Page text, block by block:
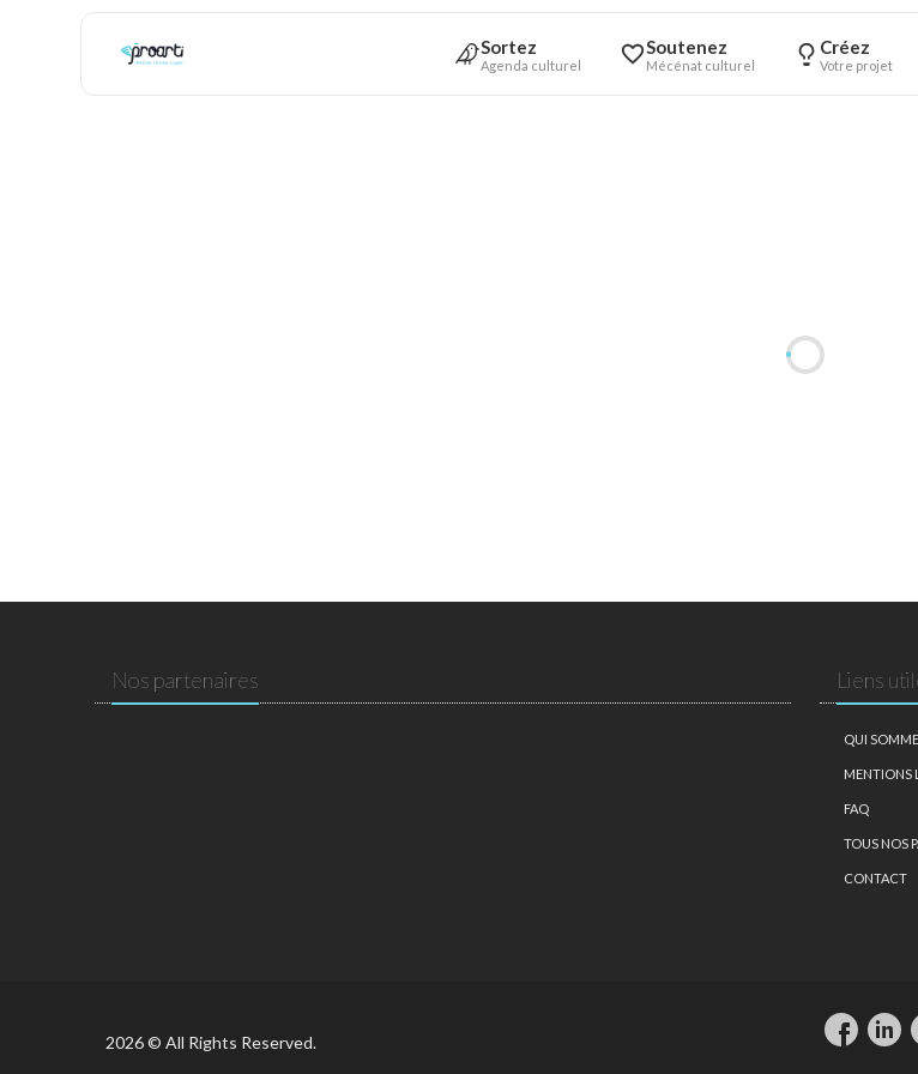
Sortez
Agenda culturel
Soutenez
Mécénat culturel
Créez
Votre projet
Nos partenaires Liens
QUI
MENTIONS
FAQ
TOUS NOS
CONTACT
2026 © All Rights Reserved.